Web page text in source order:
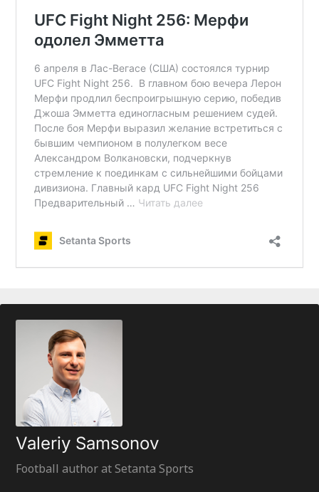
Valeriy Samsonov
Football author at Setanta Sports